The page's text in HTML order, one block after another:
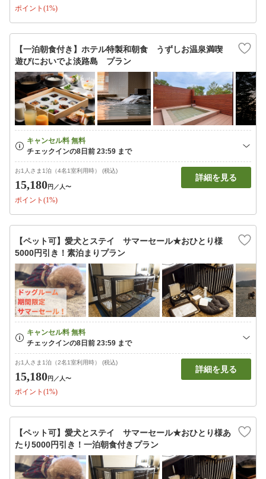
ポイント(1%)
【一泊朝食付き】ホテル特製和朝食 うずしお温泉満喫
遊びにおいでよ淡路島 プラン
お1人さま1泊（4名1室利用時） (税込)
15,180円 ／人〜
ポイント(1%)
詳細を見る
【ペット可】愛犬とステイ サマーセール★おひとり様
5000円引き！素泊まりプラン
お1人さま1泊（2名1室利用時） (税込)
15,180円 ／人〜
ポイント(1%)
詳細を見る
【ペット可】愛犬とステイ サマーセール★おひとり様あ
たり5000円引き！一泊朝食付きプラン